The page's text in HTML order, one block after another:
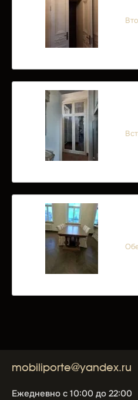
mobiliporte@yandex.ru
Ежедневно с 10:00 до 22:00